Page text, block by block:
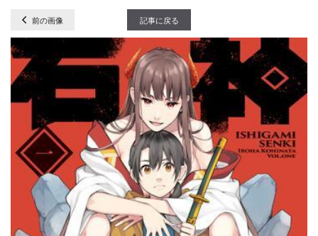
前の画像 記事に戻る